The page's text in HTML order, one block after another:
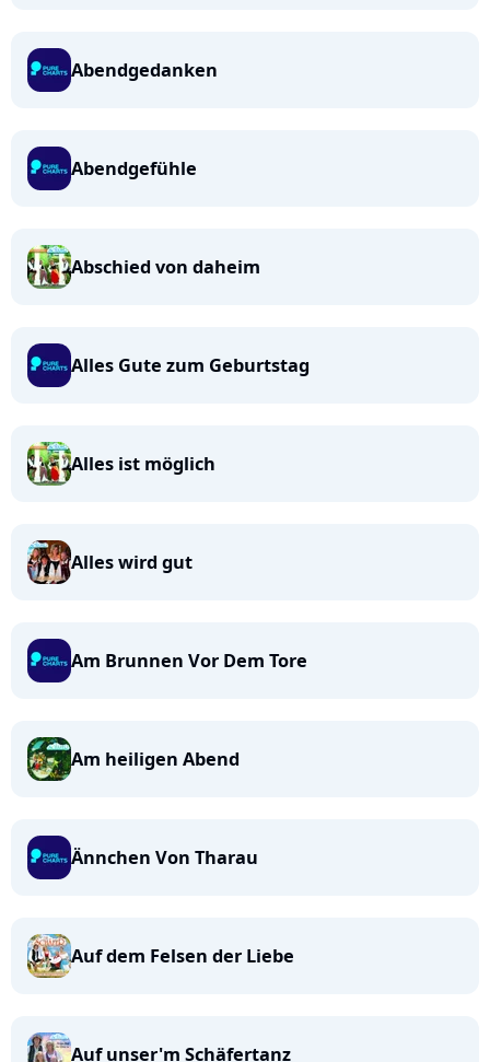
Abendgedanken
Abendgefühle
Abschied von daheim
Alles Gute zum Geburtstag
Alles ist möglich
Alles wird gut
Am Brunnen Vor Dem Tore
Am heiligen Abend
Ännchen Von Tharau
Auf dem Felsen der Liebe
Auf unser'm Schäfertanz